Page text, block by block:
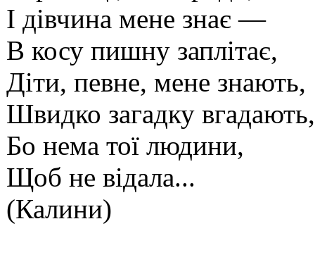
І дівчина мене знає —
В косу пишну заплітає,
Діти, певне, мене знають,
Швидко загадку вгадають,
Бо нема тої людини,
Щоб не відала...
(Калини)